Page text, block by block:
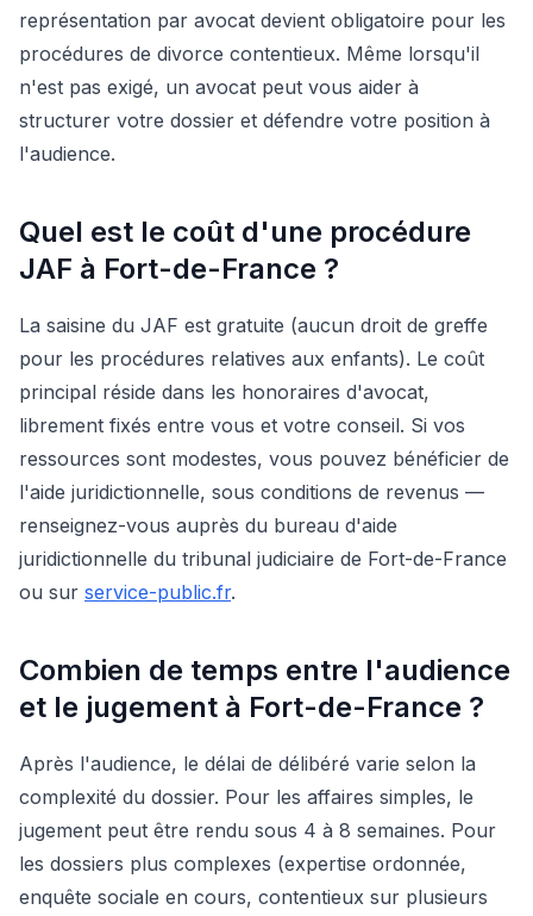
représentation par avocat devient obligatoire pour les
procédures de divorce contentieux. Même lorsqu'il
n'est pas exigé, un avocat peut vous aider à
structurer votre dossier et défendre votre position à
l'audience.
Quel est le coût d'une procédure
JAF à Fort-de-France ?
La saisine du JAF est gratuite (aucun droit de greffe
pour les procédures relatives aux enfants). Le coût
principal réside dans les honoraires d'avocat,
librement fixés entre vous et votre conseil. Si vos
ressources sont modestes, vous pouvez bénéficier de
l'aide juridictionnelle, sous conditions de revenus —
renseignez-vous auprès du bureau d'aide
juridictionnelle du tribunal judiciaire de Fort-de-France
ou sur service-public.fr.
Combien de temps entre l'audience
et le jugement à Fort-de-France ?
Après l'audience, le délai de délibéré varie selon la
complexité du dossier. Pour les affaires simples, le
jugement peut être rendu sous 4 à 8 semaines. Pour
les dossiers plus complexes (expertise ordonnée,
enquête sociale en cours, contentieux sur plusieurs